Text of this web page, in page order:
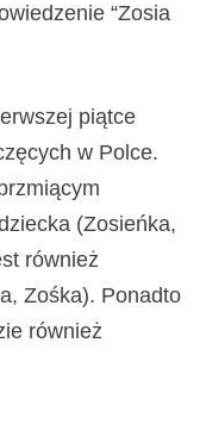
“Zosia
piątce
w Polce.
(Zosieńka,
również
Zośka). Ponadto
również